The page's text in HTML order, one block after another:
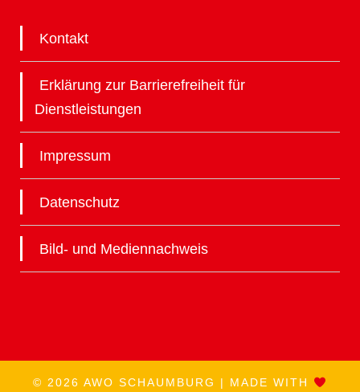
Kontakt
Erklärung zur Barrierefreiheit für
Dienstleistungen
Impressum
Datenschutz
Bild- und Mediennachweis
© 2026 AWO SCHAUMBURG | MADE WITH